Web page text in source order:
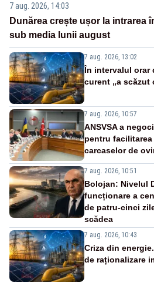
7 aug. 2026, 14:03
Dunărea crește ușor la intrarea
sub media lunii august
7 aug. 2026, 13:02
În intervalul orar
curent „a scăzut
7 aug. 2026, 10:57
ANSVSA a
pentru
carcaselor de
7 aug. 2026, 10:51
Bolojan: Nivelul
funcționare a
de patru-cinci
scădea
7 aug. 2026, 10:43
Criza din
de raționalizare